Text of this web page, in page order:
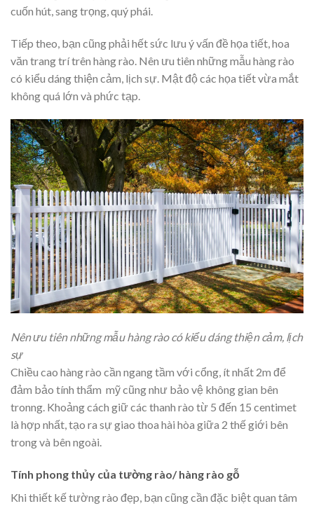
cuốn hút, sang trọng, quý phái.
Tiếp theo, bạn cũng phải hết sức lưu ý vấn đề họa tiết, hoa
văn trang trí trên hàng rào. Nên ưu tiên những mẫu hàng rào
có kiểu dáng thiện cảm, lịch sự. Mật độ các họa tiết vừa mắt
không quá lớn và phức tạp.
Nên ưu tiên những mẫu hàng rào có kiểu dáng thiện cảm, lịch
sự
Chiều cao hàng rào cần ngang tầm với cổng, ít nhất 2m để
đảm bảo tính thẩm mỹ cũng như bảo vệ không gian bên
tronng. Khoảng cách giữ các thanh rào từ 5 đến 15 centimet
là hợp nhất, tạo ra sự giao thoa hài hòa giữa 2 thế giới bên
trong và bên ngoài.
Tính phong thủy của tường rào/ hàng rào gỗ
Khi thiết kế tường rào đẹp, bạn cũng cần đặc biệt quan tâm